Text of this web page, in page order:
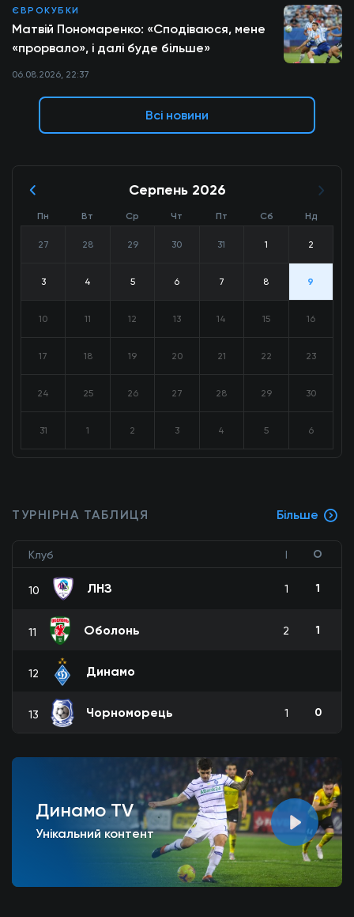
ЄВРОКУБКИ
Матвій Пономаренко: «Сподіваюся, мене
«прорвало», і далі буде більше»
06.08.2026, 22:37
Всі новини
Серпень 2026
Пн Вт Ср Чт Пт Сб Нд
27 28 29 30 31 1 2
3 4 5 6 7 8 9
10 11 12 13 14 15 16
17 18 19 20 21 22 23
24 25 26 27 28 29 30
31 1 2 3 4 5 6
ТУРНІРНА ТАБЛИЦЯ Більше
Клуб І О
10 ЛНЗ 1 1
11 Оболонь 2 1
12 Динамо
13 Чорноморець 1 0
Динамо TV
Унікальний контент